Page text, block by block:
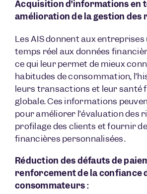
Acquisition d’informations en
amélioration de la gestion des
Les AIS donnent aux entreprises
temps réel aux données
ce qui leur permet de mieux
habitudes de consommation,
leurs transactions et leur santé
globale. Ces informations
pour améliorer l’évaluation des
profilage des clients et fournir
financières personnalisées.
Réduction des défauts de
renforcement de la confiance
consommateurs :